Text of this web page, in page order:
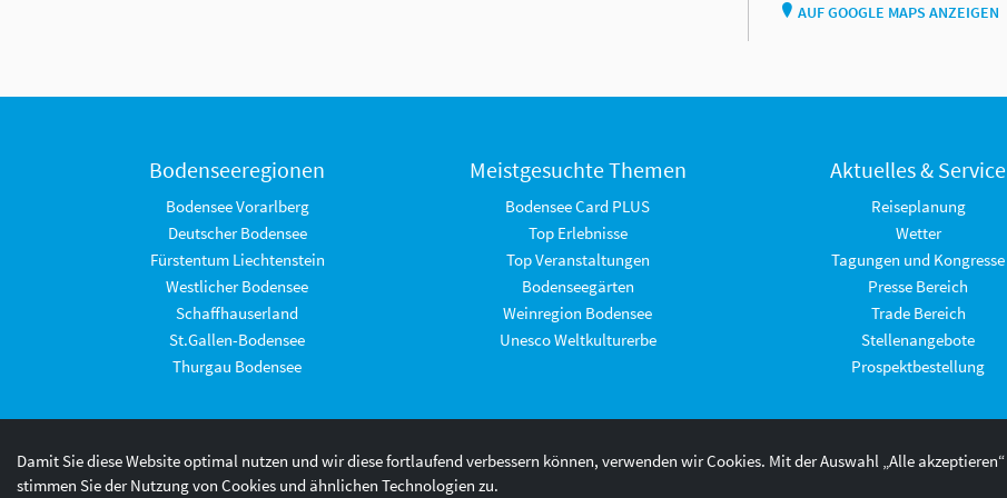
AUF GOOGLE MAPS ANZEIGEN
Bodenseeregionen
Bodensee Vorarlberg
Deutscher Bodensee
Fürstentum Liechtenstein
Westlicher Bodensee
Schaffhauserland
St.Gallen-Bodensee
Thurgau Bodensee
Meistgesuchte Themen
Bodensee Card PLUS
Top Erlebnisse
Top Veranstaltungen
Bodenseegärten
Weinregion Bodensee
Unesco Weltkulturerbe
Aktuelles & Service
Reiseplanung
Wetter
Tagungen und Kongresse
Presse Bereich
Trade Bereich
Stellenangebote
Prospektbestellung
© 2026 Internationale Bodensee Tourismus GmbH
Damit Sie diese Website optimal nutzen und wir diese fortlaufend verbessern können, verwenden wir Cookies. Mit der Auswahl „Alle akzeptieren“
stimmen Sie der Nutzung von Cookies und ähnlichen Technologien zu.